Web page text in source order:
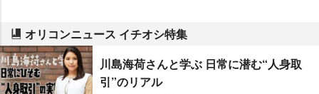
オリコンニュース イチオシ特集
川島海荷さんと学ぶ 日常に潜む“人身取
引”のリアル